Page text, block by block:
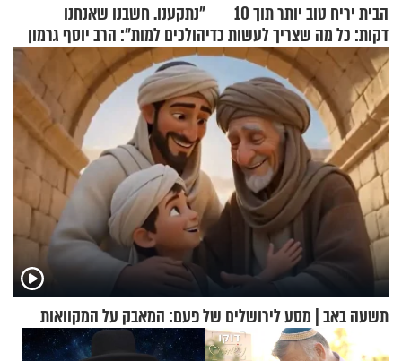
הבית יריח טוב יותר תוך 10
דקות: כל מה שצריך לעשות כדי
לרענן את הבית
"נתקענו. חשבנו שאנחנו
הולכים למות": הרב יוסף גרמון
בריאיון מרתק
תשעה באב | מסע לירושלים של פעם: המאבק על המקוואות